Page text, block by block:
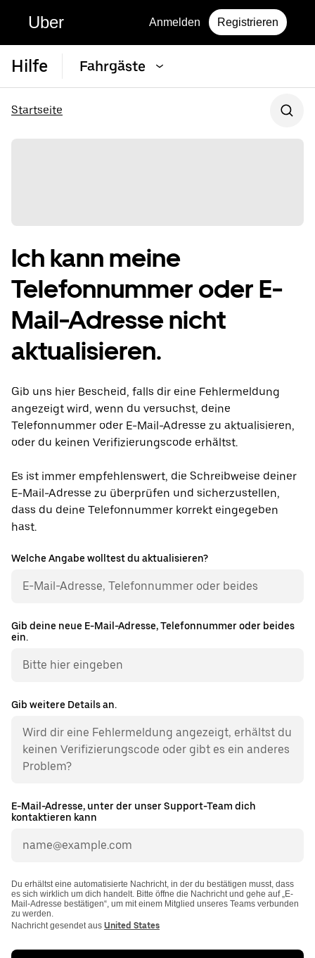
Uber Anmelden Registrieren
Hilfe Fahrgäste
Startseite
Ich kann meine
Telefonnummer oder E-
Mail-Adresse nicht
aktualisieren.
Gib uns hier Bescheid, falls dir eine Fehlermeldung
angezeigt wird, wenn du versuchst, deine
Telefonnummer oder E-Mail-Adresse zu aktualisieren,
oder du keinen Verifizierungscode erhältst.
Es ist immer empfehlenswert, die Schreibweise deiner
E-Mail-Adresse zu überprüfen und sicherzustellen,
dass du deine Telefonnummer korrekt eingegeben
hast.
Welche Angabe wolltest du aktualisieren?
Gib deine neue E-Mail-Adresse, Telefonnummer oder beides
ein.
Gib weitere Details an.
E-Mail-Adresse, unter der unser Support-Team dich
kontaktieren kann
Du erhältst eine automatisierte Nachricht, in der du bestätigen musst, dass
es sich wirklich um dich handelt. Bitte öffne die Nachricht und gehe auf „E-
Mail-Adresse bestätigen“, um mit einem Mitglied unseres Teams verbunden
zu werden.
Nachricht gesendet aus United States